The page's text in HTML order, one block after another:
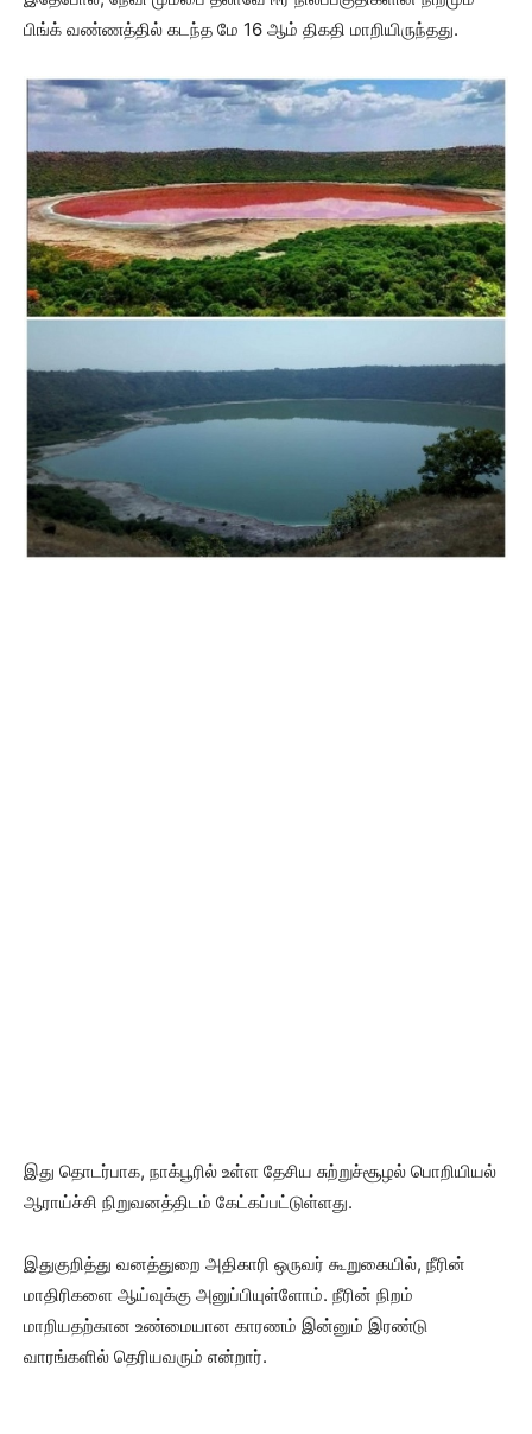
பிங்க் வண்ணத்தில் கடந்த மே 16 ஆம் திகதி மாறியிருந்தது.
இது தொடர்பாக, நாக்பூரில் உள்ள தேசிய சுற்றுச்சூழல் பொறியியல்
ஆராய்ச்சி நிறுவனத்திடம் கேட்கப்பட்டுள்ளது.
இதுகுறித்து வனத்துறை அதிகாரி ஒருவர் கூறுகையில், நீரின்
மாதிரிகளை ஆய்வுக்கு அனுப்பியுள்ளோம். நீரின் நிறம்
மாறியதற்கான உண்மையான காரணம் இன்னும் இரண்டு
வாரங்களில் தெரியவரும் என்றார்.